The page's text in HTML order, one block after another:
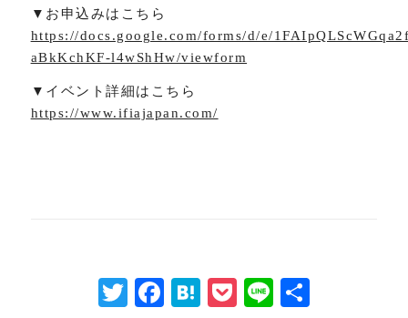
▼お申込みはこちら
https://docs.google.com/forms/d/e/
aBkKchKF-l4wShHw/viewform
▼イベント詳細はこちら
https://www.ifiajapan.com/
TwitterFacebook
HatenaPocket
Line